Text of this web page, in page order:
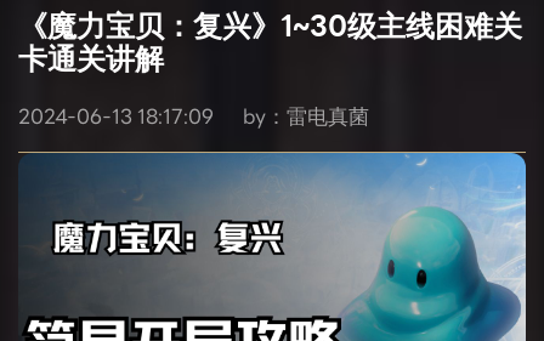
《魔力宝贝：复兴》1~30级主线困难关
卡通关讲解
2024-06-13 18:17:09 by：雷电真菌